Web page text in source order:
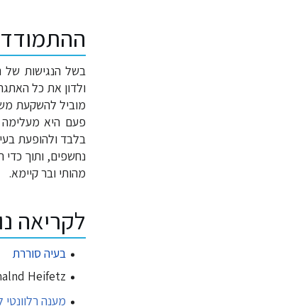
בשל הנגישות של
ולדון את כל
מוביל להשקעת
פעם היא מעלימה
בלבד ולהופעת
נחשפים, ותוך כדי
מהותי ובר קיימא.
לקריאה
בעיה סוררת
Heifetz
מענה